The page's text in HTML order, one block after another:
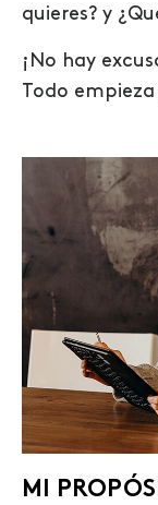
quieres? y
¡No hay
Todo
MI